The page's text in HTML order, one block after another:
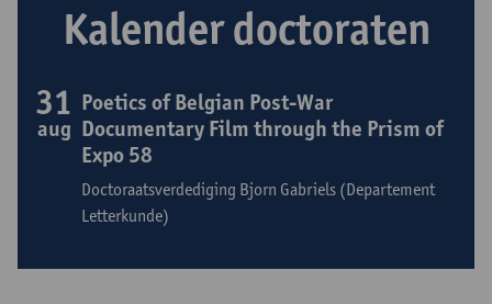
Kalender doctoraten
Poetics of Belgian Post-War
Documentary Film through the Prism of
Expo 58
Doctoraatsverdediging Bjorn Gabriels (Departement
Letterkunde)
31
aug